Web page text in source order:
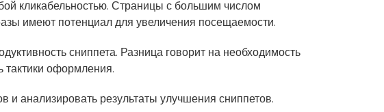
кликабельностью. Страницы с большим числом
имеют потенциал для увеличения посещаемости.
сниппета. Разница говорит на необходимость
тактики оформления.
и анализировать результаты улучшения сниппетов.